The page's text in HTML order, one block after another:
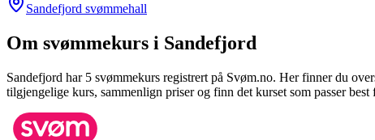
Sandefjord svømmehall
Om svømmekurs i Sandefjord
Sandefjord har 5 svømmekurs registrert på Svøm.no. Her finner du
tilgjengelige kurs, sammenlign priser og finn det kurset som passer best